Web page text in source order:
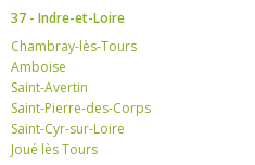
37 - Indre-et-Loire
Chambray-lès-Tours
Amboise
Saint-Avertin
Saint-Pierre-des-Corps
Saint-Cyr-sur-Loire
Joué lès Tours